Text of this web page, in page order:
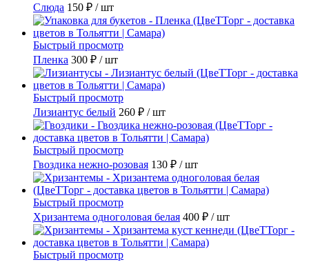
Слюда 150 ₽ / шт
Быстрый просмотр
Пленка 300 ₽ / шт
Быстрый просмотр
Лизиантус белый 260 ₽ / шт
Быстрый просмотр
Гвоздика нежно-розовая 130 ₽ / шт
Быстрый просмотр
Хризантема одноголовая белая 400 ₽ / шт
Быстрый просмотр